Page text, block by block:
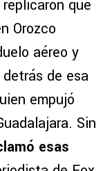
que
Orozco
aéreo y
de esa
empujó
Sin
esas